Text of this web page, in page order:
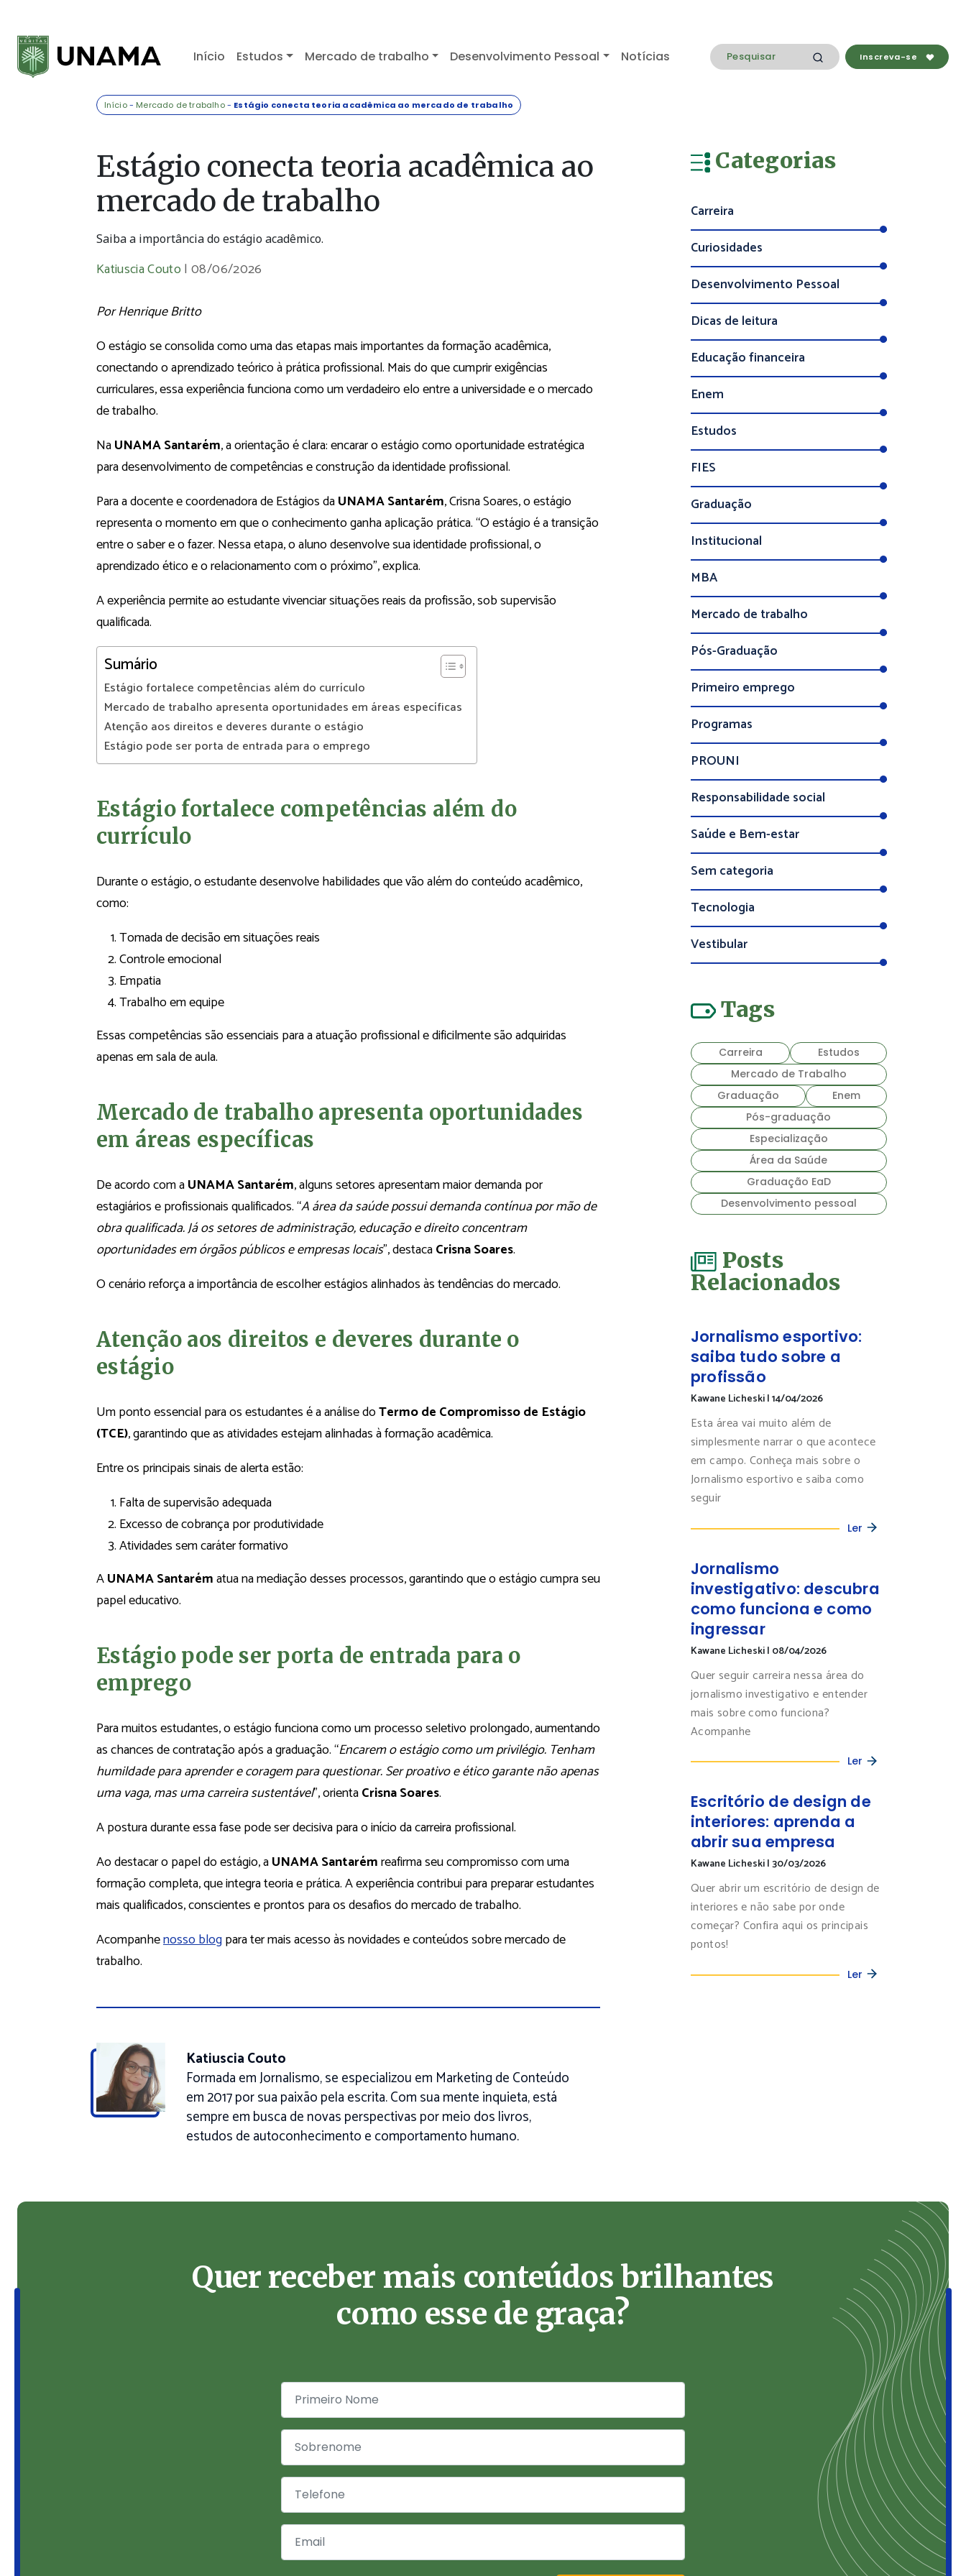
Início Estudos Mercado de trabalho Desenvolvimento Pessoal Notícias Inscreva-se
Início- Mercado de trabalho- Estágio conecta teoria acadêmica ao mercado de trabalho
Estágio conecta teoria acadêmica ao
mercado de trabalho
Saiba a importância do estágio acadêmico.
Katiuscia Couto |08/06/2026
Por Henrique Britto
O estágio se consolida como uma das etapas mais importantes da formação acadêmica,
conectando o aprendizado teórico à prática profissional. Mais do que cumprir exigências
curriculares, essa experiência funciona como um verdadeiro elo entre a universidade e o mercado
de trabalho.
NaUNAMA Santarém, a orientação é clara: encarar o estágio como oportunidade estratégica
para desenvolvimento de competências e construção da identidade profissional.
Para a docente e coordenadora de Estágios daUNAMA Santarém, Crisna Soares, o estágio
representa o momento em que o conhecimento ganha aplicação prática. “O estágio é a transição
entre o saber e o fazer. Nessa etapa, o aluno desenvolve sua identidade profissional, o
aprendizado ético e o relacionamento com o próximo”, explica.
A experiência permite ao estudante vivenciar situações reais da profissão, sob supervisão
qualificada.
Sumário
Estágio fortalece competências além do currículo
Mercado de trabalho apresenta oportunidades em áreas específicas
Atenção aos direitos e deveres durante o estágio
Estágio pode ser porta de entrada para o emprego
Estágio fortalece competências além do
currículo
Durante o estágio, o estudante desenvolve habilidades que vão além do conteúdo acadêmico,
como:
Tomada de decisão em situações reais
Controle emocional
Empatia
Trabalho em equipe
Essas competências são essenciais para a atuação profissional e dificilmente são adquiridas
apenas em sala de aula.
Mercado de trabalho apresenta oportunidades
em áreas específicas
De acordo com aUNAMA Santarém, alguns setores apresentam maior demanda por
estagiários e profissionais qualificados. “A área da saúde possui demanda contínua por mão de
obra qualificada. Já os setores de administração, educação e direito concentram
oportunidades em órgãos públicos e empresas locais”, destacaCrisna Soares.
O cenário reforça a importância de escolher estágios alinhados às tendências do mercado.
Atenção aos direitos e deveres durante o
estágio
Um ponto essencial para os estudantes é a análise doTermo de Compromisso de Estágio
(TCE), garantindo que as atividades estejam alinhadas à formação acadêmica.
Entre os principais sinais de alerta estão:
Falta de supervisão adequada
Excesso de cobrança por produtividade
Atividades sem caráter formativo
AUNAMA Santarématua na mediação desses processos, garantindo que o estágio cumpra seu
papel educativo.
Estágio pode ser porta de entrada para o
emprego
Para muitos estudantes, o estágio funciona como um processo seletivo prolongado, aumentando
as chances de contratação após a graduação. “Encarem o estágio como um privilégio. Tenham
humildade para aprender e coragem para questionar. Ser proativo e ético garante não apenas
uma vaga, mas uma carreira sustentável”, orientaCrisna Soares.
A postura durante essa fase pode ser decisiva para o início da carreira profissional.
Ao destacar o papel do estágio, aUNAMA Santarémreafirma seu compromisso com uma
formação completa, que integra teoria e prática. A experiência contribui para preparar estudantes
mais qualificados, conscientes e prontos para os desafios do mercado de trabalho.
Acompanhenosso blogpara ter mais acesso às novidades e conteúdos sobre mercado de
trabalho.
Katiuscia Couto
Formada em Jornalismo, se especializou em Marketing de Conteúdo
em 2017 por sua paixão pela escrita. Com sua mente inquieta, está
sempre em busca de novas perspectivas por meio dos livros,
estudos de autoconhecimento e comportamento humano.
Categorias
Carreira
Curiosidades
Desenvolvimento Pessoal
Dicas de leitura
Educação financeira
Enem
Estudos
FIES
Graduação
Institucional
MBA
Mercado de trabalho
Pós-Graduação
Primeiro emprego
Programas
PROUNI
Responsabilidade social
Saúde e Bem-estar
Sem categoria
Tecnologia
Vestibular
Tags
Carreira
Estudos
Mercado de Trabalho
Graduação
Enem
Pós-graduação
Especialização
Área da Saúde
Graduação EaD
Desenvolvimento pessoal
Posts
Relacionados
Jornalismo esportivo:
saiba tudo sobre a
profissão
Kawane Licheski|14/04/2026
Esta área vai muito além de
simplesmente narrar o que acontece
em campo. Conheça mais sobre o
Jornalismo esportivo e saiba como
seguir
Ler
Jornalismo
investigativo: descubra
como funciona e como
ingressar
Kawane Licheski| 08/04/2026
Quer seguir carreira nessa área do
jornalismo investigativo e entender
mais sobre como funciona?
Acompanhe
Ler
Escritório de design de
interiores: aprenda a
abrir sua empresa
Kawane Licheski|30/03/2026
Quer abrir um escritório de design de
interiores e não sabe por onde
começar? Confira aqui os principais
pontos!
Ler
Quer receber mais conteúdos brilhantes
como esse de graça?